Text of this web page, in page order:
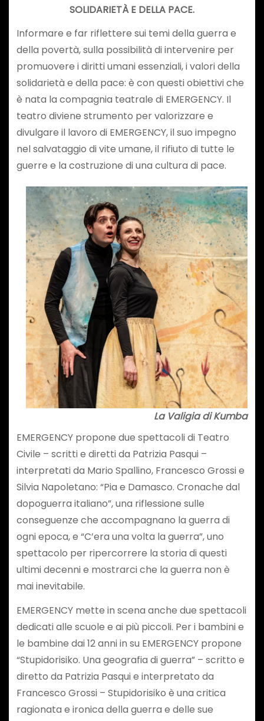
SOLIDARIETÀ E DELLA PACE.
Informare e far riflettere sui temi della guerra e
della povertà, sulla possibilità di intervenire per
promuovere i diritti umani essenziali, i valori della
solidarietà e della pace: è con questi obiettivi che
è nata la compagnia teatrale di EMERGENCY. Il
teatro diviene strumento per valorizzare e
divulgare il lavoro di EMERGENCY, il suo impegno
nel salvataggio di vite umane, il rifiuto di tutte le
guerre e la costruzione di una cultura di pace.
La Valigia di Kumba
EMERGENCY propone due spettacoli di Teatro
Civile – scritti e diretti da Patrizia Pasqui –
interpretati da Mario Spallino, Francesco Grossi e
Silvia Napoletano: “Pia e Damasco. Cronache dal
dopoguerra italiano”, una riflessione sulle
conseguenze che accompagnano la guerra di
ogni epoca, e “C’era una volta la guerra”, uno
spettacolo per ripercorrere la storia di questi
ultimi decenni e mostrarci che la guerra non è
mai inevitabile.
EMERGENCY mette in scena anche due spettacoli
dedicati alle scuole e ai più piccoli. Per i bambini e
le bambine dai 12 anni in su EMERGENCY propone
“Stupidorisiko. Una geografia di guerra” – scritto e
diretto da Patrizia Pasqui e interpretato da
Francesco Grossi – Stupidorisiko è una critica
ragionata e ironica della guerra e delle sue